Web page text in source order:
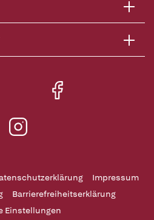
Impressum
Barrierefreiheitserklärung
Einstellungen